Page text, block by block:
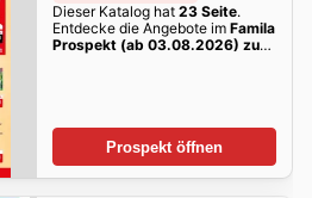
Dieser Katalog hat 23 Seite.
Entdecke die Angebote im Famila
Prospekt (ab 03.08.2026) zum
Prospekt öffnen